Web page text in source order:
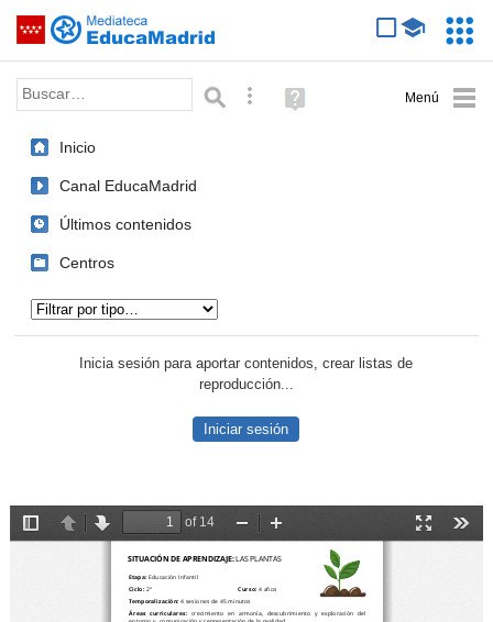
Saltar navegación
Palabra o frase: Búsqueda avanzada
Ayuda
(en
Inicio
Canal EducaMadrid
Últimos contenidos
Centros
Inicia sesión para aportar contenidos, crear listas de
reproducción...
Iniciar sesión